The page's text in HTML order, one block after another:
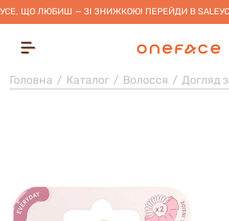
УСЕ, ЩО ЛЮБИШ — ЗІ ЗНИЖКОЮ! ПЕРЕЙДИ В SALE
Головна Каталог Волосся Догляд